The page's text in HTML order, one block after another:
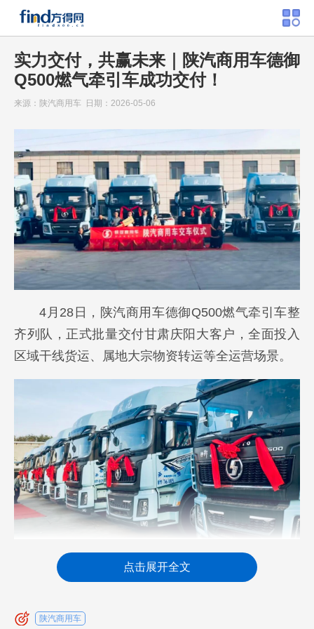
实力交付，共赢未来｜陕汽商用车德御
Q500燃气牵引车成功交付！
来源：陕汽商用车 日期：2026-05-06
4月28日，陕汽商用车德御Q500燃气牵引车整
齐列队，正式批量交付甘肃庆阳大客户，全面投入
区域干线货运、属地大宗物资转运等全运营场景。
西北运输市场有严苛复杂的路况、高频长途的
出勤需求、对用气成本管控是本地车队核心的用车
点击展开全文
陕汽商用车